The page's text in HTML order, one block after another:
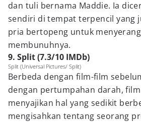
dan tuli bernama Maddie. Ia
sendiri di tempat terpencil yang
pria bertopeng untuk
membunuhnya.
9. Split (7.3/10 IMDb)
Split (Universal Pictures/ Split)
Berbeda dengan film-film
dengan pertumpahan darah,
menyajikan hal yang sedikit
mengisahkan tentang seorang